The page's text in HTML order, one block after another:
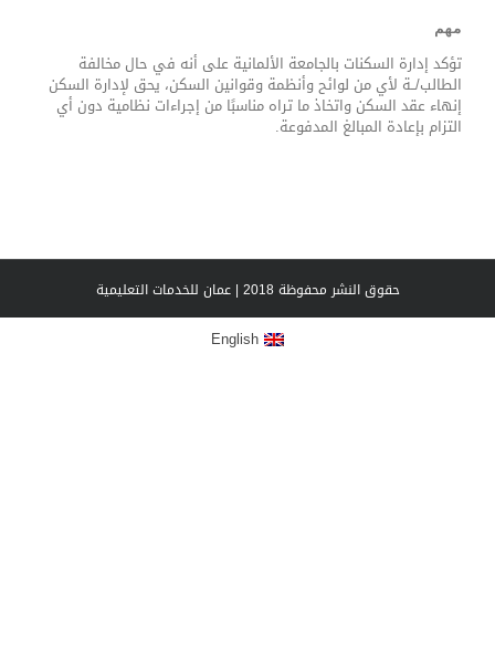
مهم
تؤكد إدارة السكنات بالجامعة الألمانية على أنه في حال مخالفة
الطالب/ــة لأي من لوائح وأنظمة وقوانين السكن، يحق لإدارة السكن
إنهاء عقد السكن واتخاذ ما تراه مناسبًا من إجراءات نظامية دون أي
التزام بإعادة المبالغ المدفوعة.
حقوق النشر محفوظة 2018 | عمان للخدمات التعليمية
English